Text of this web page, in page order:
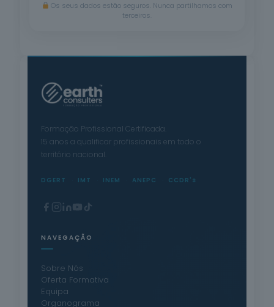
Os seus dados estão seguros. Nunca partilhamos com
terceiros.
Formação Profissional Certificada.
15 anos a qualificar profissionais em todo o
território nacional.
DGERT IMT INEM ANEPC CCDR's
NAVEGAÇÃO
Sobre Nós
Oferta Formativa
Equipa
Organograma